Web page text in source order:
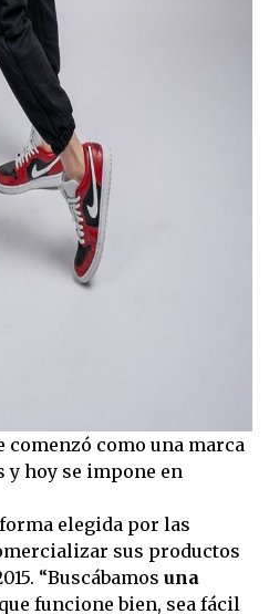
como una marca
y hoy se impone en
elegida por las
sus productos
“Buscábamos una
funcione bien, sea fácil